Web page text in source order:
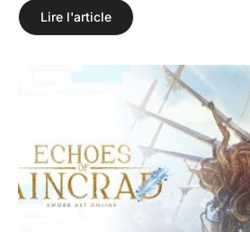
Lire l'article